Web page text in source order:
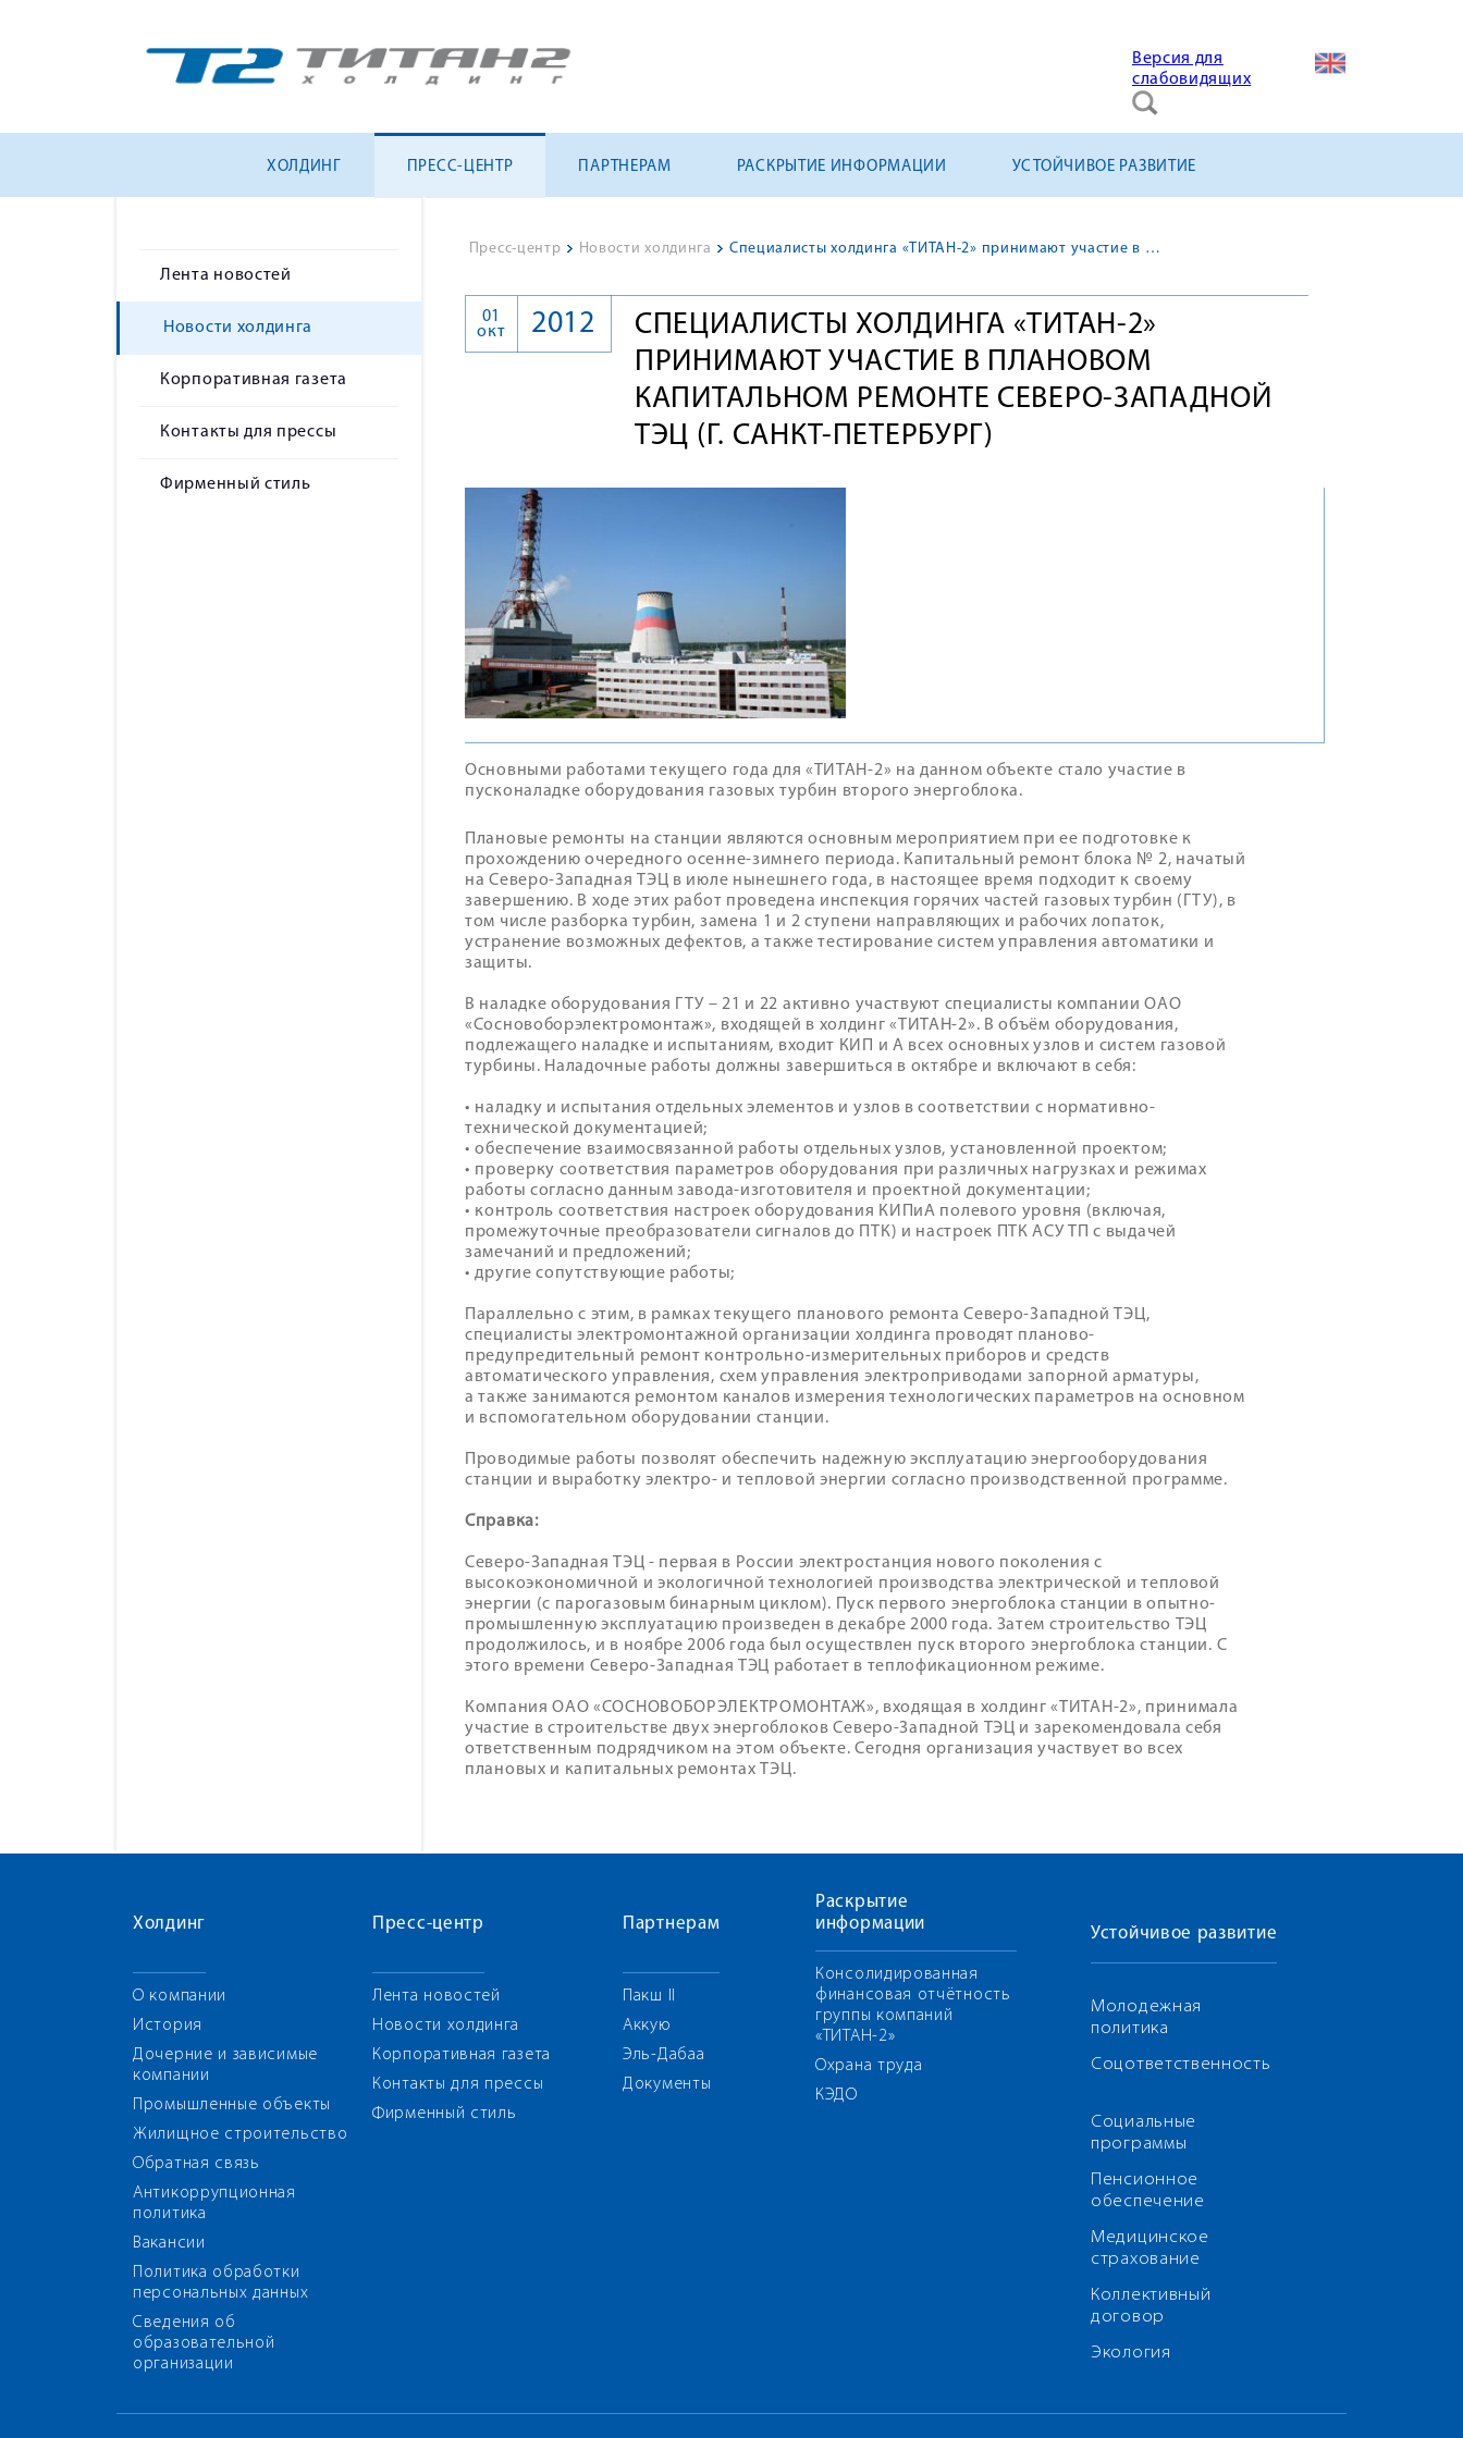
Версия для
слабовидящих
ХОЛДИНГ ПРЕСС-ЦЕНТР ПАРТНЕРАМ РАСКРЫТИЕ ИНФОРМАЦИИ УСТОЙЧИВОЕ РАЗВИТИЕ
Лента новостей
Новости холдинга
Корпоративная газета
Контакты для прессы
Фирменный стиль
Пресс-центр > Новости холдинга > Специалисты холдинга «ТИТАН-2» принимают участие в плановом капитальном ремонте Северо-Западной ТЭЦ (г. Санкт-Петербург)
СПЕЦИАЛИСТЫ ХОЛДИНГА «ТИТАН-2»
ПРИНИМАЮТ УЧАСТИЕ В ПЛАНОВОМ
КАПИТАЛЬНОМ РЕМОНТЕ СЕВЕРО-ЗАПАДНОЙ
ТЭЦ (Г. САНКТ-ПЕТЕРБУРГ)
01
окт
2012
Основными работами текущего года для «ТИТАН-2» на данном объекте стало участие в
пусконаладке оборудования газовых турбин второго энергоблока.
Плановые ремонты на станции являются основным мероприятием при ее подготовке к
прохождению очередного осенне-зимнего периода. Капитальный ремонт блока № 2, начатый
на Северо-Западная ТЭЦ в июле нынешнего года, в настоящее время подходит к своему
завершению. В ходе этих работ проведена инспекция горячих частей газовых турбин (ГТУ), в
том числе разборка турбин, замена 1 и 2 ступени направляющих и рабочих лопаток,
устранение возможных дефектов, а также тестирование систем управления автоматики и
защиты.
В наладке оборудования ГТУ – 21 и 22 активно участвуют специалисты компании ОАО
«Сосновоборэлектромонтаж», входящей в холдинг «ТИТАН-2». В объём оборудования,
подлежащего наладке и испытаниям, входит КИП и А всех основных узлов и систем газовой
турбины. Наладочные работы должны завершиться в октябре и включают в себя:
• наладку и испытания отдельных элементов и узлов в соответствии с нормативно-
технической документацией;
• обеспечение взаимосвязанной работы отдельных узлов, установленной проектом;
• проверку соответствия параметров оборудования при различных нагрузках и режимах
работы согласно данным завода-изготовителя и проектной документации;
• контроль соответствия настроек оборудования КИПиА полевого уровня (включая,
промежуточные преобразователи сигналов до ПТК) и настроек ПТК АСУ ТП с выдачей
замечаний и предложений;
• другие сопутствующие работы;
Параллельно с этим, в рамках текущего планового ремонта Северо-Западной ТЭЦ,
специалисты электромонтажной организации холдинга проводят планово-
предупредительный ремонт контрольно-измерительных приборов и средств
автоматического управления, схем управления электроприводами запорной арматуры,
а также занимаются ремонтом каналов измерения технологических параметров на основном
и вспомогательном оборудовании станции.
Проводимые работы позволят обеспечить надежную эксплуатацию энергооборудования
станции и выработку электро- и тепловой энергии согласно производственной программе.
Справка:
Северо-Западная ТЭЦ - первая в России электростанция нового поколения с
высокоэкономичной и экологичной технологией производства электрической и тепловой
энергии (с парогазовым бинарным циклом). Пуск первого энергоблока станции в опытно-
промышленную эксплуатацию произведен в декабре 2000 года. Затем строительство ТЭЦ
продолжилось, и в ноябре 2006 года был осуществлен пуск второго энергоблока станции. С
этого времени Северо-Западная ТЭЦ работает в теплофикационном режиме.
Компания ОАО «СОСНОВОБОРЭЛЕКТРОМОНТАЖ», входящая в холдинг «ТИТАН-2», принимала
участие в строительстве двух энергоблоков Северо-Западной ТЭЦ и зарекомендовала себя
ответственным подрядчиком на этом объекте. Сегодня организация участвует во всех
плановых и капитальных ремонтах ТЭЦ.
Холдинг
О компании
История
Дочерние и зависимые
компании
Промышленные объекты
Жилищное строительство
Обратная связь
Антикоррупционная
политика
Вакансии
Политика обработки
персональных данных
Сведения об
образовательной
организации
Пресс-центр
Лента новостей
Новости холдинга
Корпоративная газета
Контакты для прессы
Фирменный стиль
Партнерам
Пакш II
Аккую
Эль-Дабаа
Документы
Раскрытие
информации
Консолидированная
финансовая отчётность
группы компаний
«ТИТАН-2»
Охрана труда
КЭДО
Устойчивое развитие
Молодежная
политика
Соцответственность
Социальные
программы
Пенсионное
обеспечение
Медицинское
страхование
Коллективный
договор
Экология